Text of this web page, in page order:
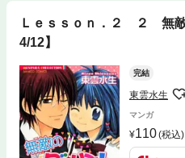
Ｌｅｓｓｏｎ．２ ２ 無
4/12】
完結
東雲水生
マンガ
110(税込)